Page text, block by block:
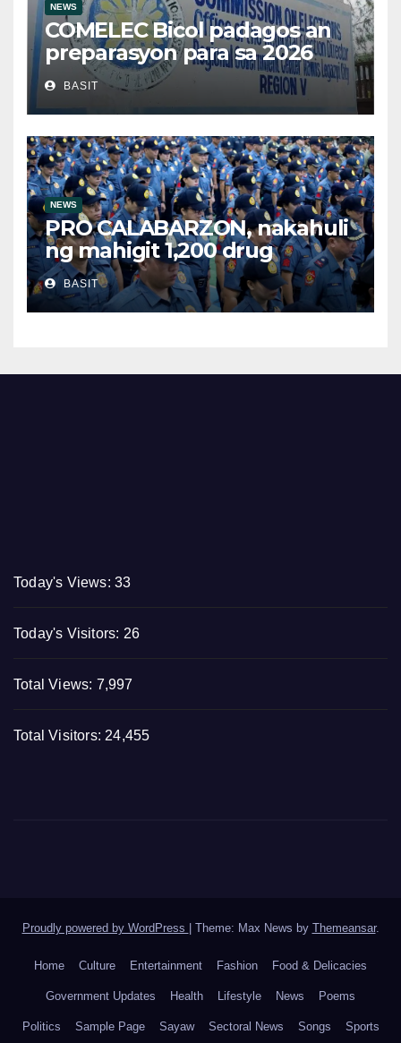
NEWS
COMELEC Bicol padagos an
preparasyon para sa 2026
BSKE
BASIT
NEWS
PRO CALABARZON, nakahuli
ng mahigit 1,200 drug
suspects at tinatayang nasa
Php29.6M halaga ng ilegal na
droga nasamsam noong
BASIT
Today's Views: 33
Today's Visitors: 26
Total Views: 7,997
Total Visitors: 24,455
Proudly powered by WordPress Theme: Max News by Themeansar.
Home Culture Entertainment Fashion Food & Delicacies
Government Updates Health Lifestyle News Poems
Politics Sample Page Sayaw Sectoral News Songs Sports